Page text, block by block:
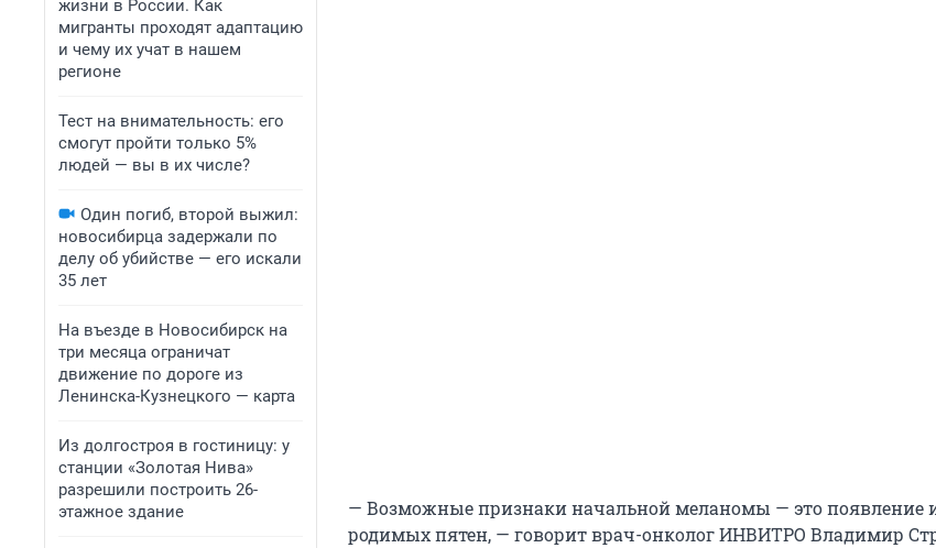
жизни в России. Как
мигранты проходят адаптацию
и чему их учат в нашем
регионе
Тест на внимательность: его
смогут пройти только 5%
людей — вы в их числе?
Один погиб, второй выжил:
новосибирца задержали по
делу об убийстве — его искали
35 лет
На въезде в Новосибирск на
три месяца ограничат
движение по дороге из
Ленинска-Кузнецкого — карта
Из долгостроя в гостиницу: у
станции «Золотая Нива»
разрешили построить 26-
этажное здание
— Возможные признаки начальной меланомы — это появление
родимых пятен, — говорит врач-онколог ИНВИТРО Владимир